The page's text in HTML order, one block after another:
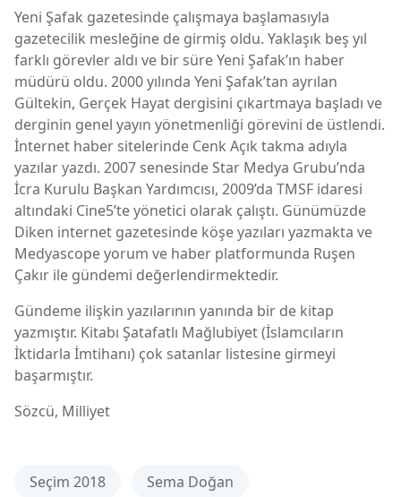
Yeni Şafak gazetesinde çalışmaya başlamasıyla
gazetecilik mesleğine de girmiş oldu. Yaklaşık beş yıl
farklı görevler aldı ve bir süre Yeni Şafak’ın haber
müdürü oldu. 2000 yılında Yeni Şafak’tan ayrılan
Gültekin, Gerçek Hayat dergisini çıkartmaya başladı ve
derginin genel yayın yönetmenliği görevini de üstlendi.
İnternet haber sitelerinde Cenk Açık takma adıyla
yazılar yazdı. 2007 senesinde Star Medya Grubu’nda
İcra Kurulu Başkan Yardımcısı, 2009’da TMSF idaresi
altındaki Cine5’te yönetici olarak çalıştı. Günümüzde
Diken internet gazetesinde köşe yazıları yazmakta ve
Medyascope yorum ve haber platformunda Ruşen
Çakır ile gündemi değerlendirmektedir.
Gündeme ilişkin yazılarının yanında bir de kitap
yazmıştır. Kitabı Şatafatlı Mağlubiyet (İslamcıların
İktidarla İmtihanı) çok satanlar listesine girmeyi
başarmıştır.
Sözcü, Milliyet
Seçim 2018 Sema Doğan